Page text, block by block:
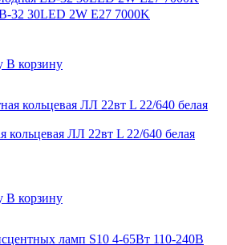
32 30LED 2W E27 7000K
В корзину
ЛЛ 22вт L 22/640 белая
В корзину